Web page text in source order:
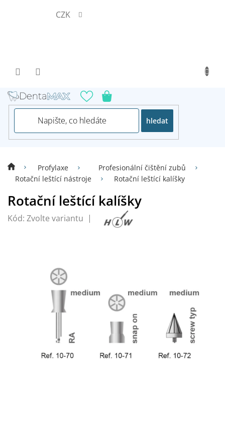
CZK
hledat
Profylaxe
Profesionální čištění zubů
Rotační leštící nástroje
Rotační leštící kalíšky
Rotační leštící kalíšky
Kód: Zvolte variantu